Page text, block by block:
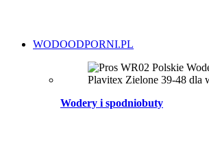
WODOODPORNI.PL
Wodery i spodniobuty